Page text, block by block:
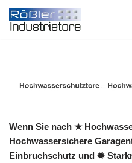
Zum
Wenn Sie nach ★
Hochwassersichere
Einbruchschutz und ✹